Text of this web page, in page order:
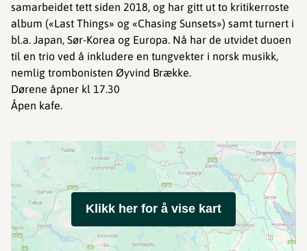
samarbeidet tett siden 2018, og har gitt ut to kritikerroste
album («Last Things» og «Chasing Sunsets») samt turnert i
bl.a. Japan, Sør-Korea og Europa. Nå har de utvidet duoen
til en trio ved å inkludere en tungvekter i norsk musikk,
nemlig trombonisten Øyvind Brække.
Dørene åpner kl 17.30
Åpen kafe.
Klikk her for å vise kart